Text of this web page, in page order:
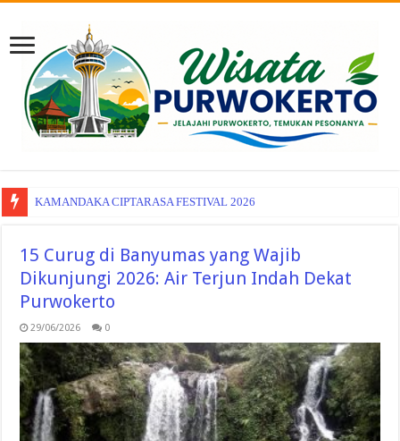
KAMANDAKA CIPTARASA FESTIVAL 2026
15 Curug di Banyumas yang Wajib
Dikunjungi 2026: Air Terjun Indah Dekat
Purwokerto
29/06/2026 0